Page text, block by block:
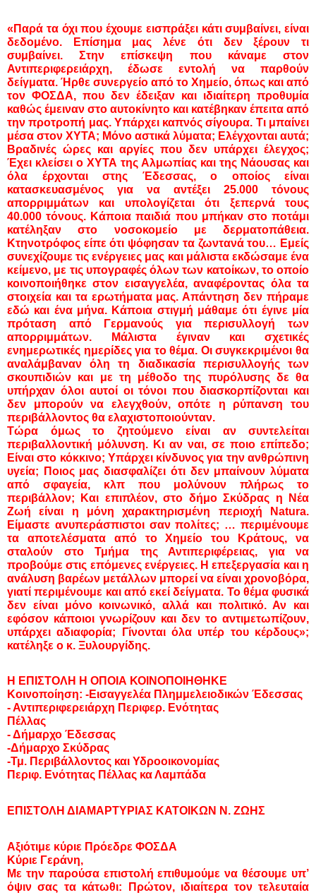
«Παρά τα όχι που έχουμε εισπράξει κάτι συμβαίνει, είναι
δεδομένο. Επίσημα μας λένε ότι δεν ξέρουν τι
συμβαίνει. Στην επίσκεψη που κάναμε στον
Αντιπεριφερειάρχη, έδωσε εντολή να παρθούν
δείγματα. Ήρθε συνεργείο από το Χημείο, όπως και από
τον ΦΟΣΔΑ, που δεν έδειξαν και ιδιαίτερη προθυμία
καθώς έμειναν στο αυτοκίνητο και κατέβηκαν έπειτα από
την προτροπή μας. Υπάρχει καπνός σίγουρα. Τι μπαίνει
μέσα στον ΧΥΤΑ; Μόνο αστικά λύματα; Ελέγχονται αυτά;
Βραδινές ώρες και αργίες που δεν υπάρχει έλεγχος;
Έχει κλείσει ο ΧΥΤΑ της Αλμωπίας και της Νάουσας και
όλα έρχονται στης Έδεσσας, ο οποίος είναι
κατασκευασμένος για να αντέξει 25.000 τόνους
απορριμμάτων και υπολογίζεται ότι ξεπερνά τους
40.000 τόνους. Κάποια παιδιά που μπήκαν στο ποτάμι
κατέληξαν στο νοσοκομείο με δερματοπάθεια.
Κτηνοτρόφος είπε ότι ψόφησαν τα ζωντανά του… Εμείς
συνεχίζουμε τις ενέργειες μας και μάλιστα εκδώσαμε ένα
κείμενο, με τις υπογραφές όλων των κατοίκων, το οποίο
κοινοποιήθηκε στον εισαγγελέα, αναφέροντας όλα τα
στοιχεία και τα ερωτήματα μας. Απάντηση δεν πήραμε
εδώ και ένα μήνα. Κάποια στιγμή μάθαμε ότι έγινε μία
πρόταση από Γερμανούς για περισυλλογή των
απορριμμάτων. Μάλιστα έγιναν και σχετικές
ενημερωτικές ημερίδες για το θέμα. Οι συγκεκριμένοι θα
αναλάμβαναν όλη τη διαδικασία περισυλλογής των
σκουπιδιών και με τη μέθοδο της πυρόλυσης δε θα
υπήρχαν όλοι αυτοί οι τόνοι που διασκορπίζονται και
δεν μπορούν να ελεγχθούν, οπότε η ρύπανση του
περιβάλλοντος θα ελαχιστοποιούνταν.
Τώρα όμως το ζητούμενο είναι αν συντελείται
περιβαλλοντική μόλυνση. Κι αν ναι, σε ποιο επίπεδο;
Είναι στο κόκκινο; Υπάρχει κίνδυνος για την ανθρώπινη
υγεία; Ποιος μας διασφαλίζει ότι δεν μπαίνουν λύματα
από σφαγεία, κλπ που μολύνουν πλήρως το
περιβάλλον; Και επιπλέον, στο δήμο Σκύδρας η Νέα
Ζωή είναι η μόνη χαρακτηρισμένη περιοχή Natura.
Είμαστε ανυπεράσπιστοι σαν πολίτες; … περιμένουμε
τα αποτελέσματα από το Χημείο του Κράτους, να
σταλούν στο Τμήμα της Αντιπεριφέρειας, για να
προβούμε στις επόμενες ενέργειες. Η επεξεργασία και η
ανάλυση βαρέων μετάλλων μπορεί να είναι χρονοβόρα,
γιατί περιμένουμε και από εκεί δείγματα. Το θέμα φυσικά
δεν είναι μόνο κοινωνικό, αλλά και πολιτικό. Αν και
εφόσον κάποιοι γνωρίζουν και δεν το αντιμετωπίζουν,
υπάρχει αδιαφορία; Γίνονται όλα υπέρ του κέρδους»;
κατέληξε ο κ. Ξυλουργίδης.
Η ΕΠΙΣΤΟΛΗ Η ΟΠΟΙΑ ΚΟΙΝΟΠΟΙΗΘΗΚΕ
Κοινοποίηση: -Εισαγγελέα Πλημμελειοδικών Έδεσσας
- Αντιπεριφερειάρχη Περιφερ. Ενότητας
Πέλλας
- Δήμαρχο Έδεσσας
-Δήμαρχο Σκύδρας
-Τμ. Περιβάλλοντος και Υδροοικονομίας
Περιφ. Ενότητας Πέλλας κα Λαμπάδα
ΕΠΙΣΤΟΛΗ ΔΙΑΜΑΡΤΥΡΙΑΣ ΚΑΤΟΙΚΩΝ Ν. ΖΩΗΣ
Αξιότιμε κύριε Πρόεδρε ΦΟΣΔΑ
Κύριε Γεράνη,
Με την παρούσα επιστολή επιθυμούμε να θέσουμε υπ’
όψιν σας τα κάτωθι: Πρώτον, ιδιαίτερα τον τελευταία